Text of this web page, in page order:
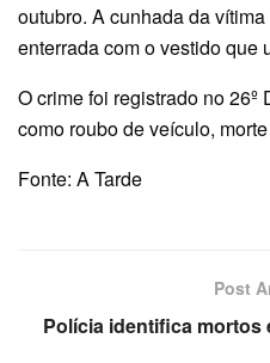
outubro. A cunhada da
enterrada com o vestido que
O crime foi registrado no
como roubo de veículo,
Fonte: A Tarde
Post
Polícia identifica mortos